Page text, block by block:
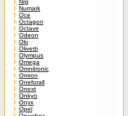
Nrg
Numark
Oce
Octagon
Octave
Odeon
Oki
Olivetti
Olympus
Omega
Omnitronic
Omron
Oneforall
Onext
Onkyo
Onyx
Opel